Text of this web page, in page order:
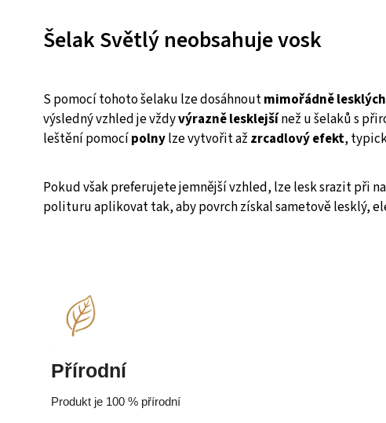
Šelak Světlý neobsahuje vosk
S pomocí tohoto šelaku lze dosáhnoutmimořádně
výsledný vzhled je vždyvýrazně lesklejšínež u šelaků s
leštění pomocípolnylze vytvořit až zrcadlový efekt,
Pokud však preferujete jemnější vzhled, lze lesk srazit při
polituru aplikovat tak, aby povrch získal sametově lesklý,
Přírodní
Produkt je 100 % přírodní